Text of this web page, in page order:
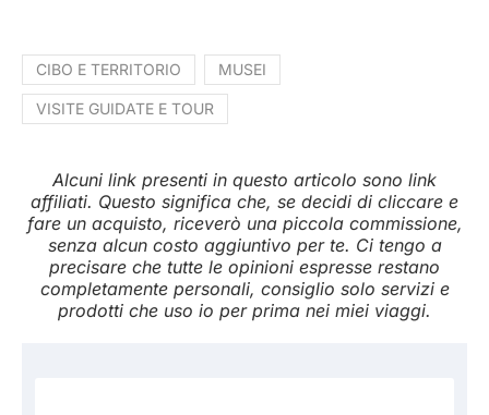
CIBO E TERRITORIO MUSEI
VISITE GUIDATE E TOUR
Alcuni link presenti in questo articolo sono link
affiliati. Questo significa che, se decidi di cliccare e
fare un acquisto, riceverò una piccola commissione,
senza alcun costo aggiuntivo per te. Ci tengo a
precisare che tutte le opinioni espresse restano
completamente personali, consiglio solo servizi e
prodotti che uso io per prima nei miei viaggi.